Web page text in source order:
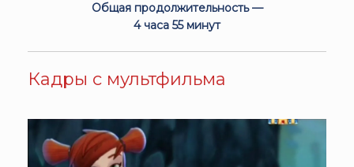
Общая продолжительность —
4 часа 55 минут
Кадры с мультфильма